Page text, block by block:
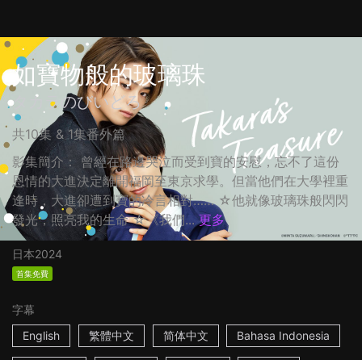
如寶物般的玻璃珠
タカラのびいどろ
共10集 & 1集番外篇
影集簡介： 曾經在路邊哭泣而受到寶的安慰，忘不了這份
恩情的大進決定離開福岡至東京求學。但當他們在大學裡重
逢時，大進卻遭到寶的冷言相對…… ☆他就像玻璃珠般閃閃
發光，照亮我的生命 ☆《我們... 更多
日本2024
首集免費
字幕
English
繁體中文 简体中文 Bahasa Indonesia